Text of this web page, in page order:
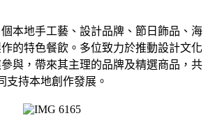
本地手工藝、設計品牌、節日飾品、海
的特色餐飲。多位致力於推動設計文化
與，帶來其主理的品牌及精選商品，共
支持本地創作發展。